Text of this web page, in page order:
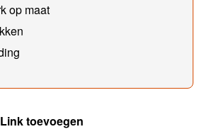
op maat
Link toevoegen